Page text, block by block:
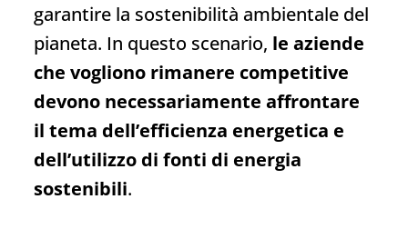
garantire la sostenibilità ambientale del
pianeta. In questo scenario, le aziende
che vogliono rimanere competitive
devono necessariamente affrontare
il tema dell’efficienza energetica e
dell’utilizzo di fonti di energia
sostenibili.